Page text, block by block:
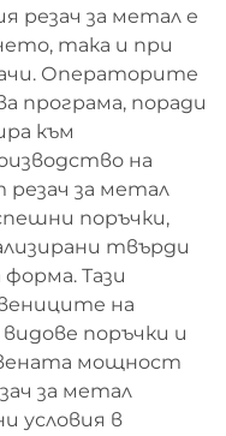
резач за метал е
така и при
Операторите
програма, поради
към
на
резач за метал
поръчки,
твърди
Тази
на
поръчки и
мощност
за метал
условия в